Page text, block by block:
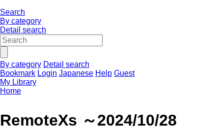
Search
By category
Detail search
By category Detail search
Bookmark Login Japanese Help Guest
My Library
Home
RemoteXs ～2024/10/28